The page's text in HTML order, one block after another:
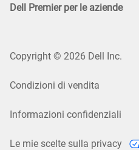
Dell Premier per le aziende
Copyright © 2026 Dell Inc.
Condizioni di vendita
Informazioni confidenziali
Le mie scelte sulla privacy